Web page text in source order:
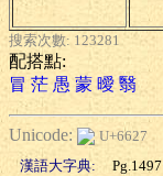
搜索次數: 123281
配搭點:
冒 茫 愚 蒙 曖 翳
Unicode:
U+6627
漢語大字典:
Pg.1497